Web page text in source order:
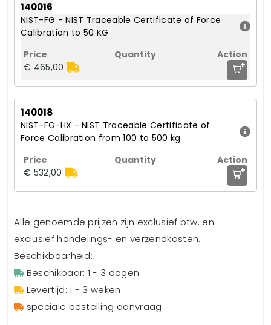
140016
NIST-FG - NIST Traceable Certificate of Force
Calibration to 50 KG
€ 465,00 +
140018
NIST-FG-HX - NIST Traceable Certificate of
Force Calibration from 100 to 500 kg
€ 532,00 +
Alle genoemde prijzen zijn exclusief btw. en
exclusief handelings- en verzendkosten.
Beschikbaarheid:
Beschikbaar: 1 - 3 dagen
Levertijd: 1 - 3 weken
speciale bestelling aanvraag